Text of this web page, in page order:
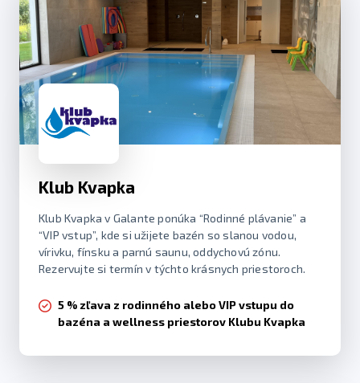
Klub Kvapka
Klub Kvapka v Galante ponúka “Rodinné plávanie” a
“VIP vstup”, kde si užijete bazén so slanou vodou,
vírivku, fínsku a parnú saunu, oddychovú zónu.
Rezervujte si termín v týchto krásnych priestoroch.
5 % zľava z rodinného alebo VIP vstupu do
bazéna a wellness priestorov Klubu Kvapka